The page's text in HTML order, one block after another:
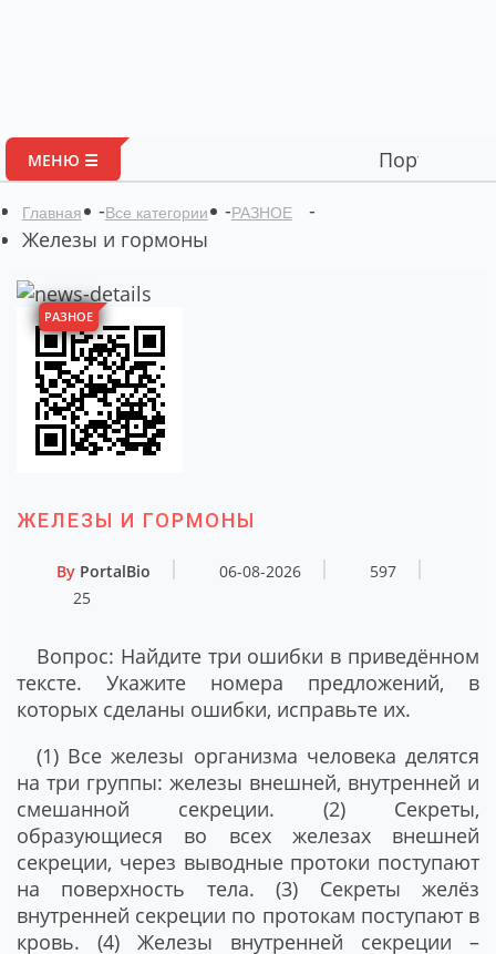
МЕНЮ ☰ Портал авторских
Главная -Все категории -РАЗНОЕ
-
Железы и гормоны
РАЗНОЕ
ЖЕЛЕЗЫ И ГОРМОНЫ
By PortalBio 06-08-2026
597
25
Вопрос: Найдите три ошибки в приведённом
тексте. Укажите номера предложений, в
которых сделаны ошибки, исправьте их.
(1) Все железы организма человека делятся
на три группы: железы внешней, внутренней и
смешанной секреции. (2) Секреты,
образующиеся во всех железах внешней
секреции, через выводные протоки поступают
на поверхность тела. (3) Секреты желёз
внутренней секреции по протокам поступают в
кровь. (4) Железы внутренней секреции –